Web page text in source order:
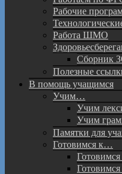
Рабочие
Работа ШМО
Сборник
Полезные
В помощь учащимся
Учим…
Учим
Учим
Памятки для
Готовимся к…